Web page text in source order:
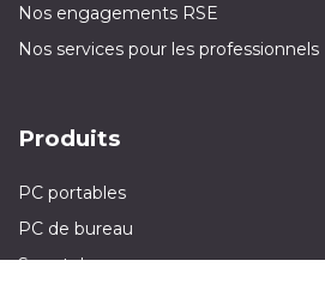
Nos engagements RSE
Nos services pour les professionnels
Produits
PC portables
PC de bureau
Smartphones